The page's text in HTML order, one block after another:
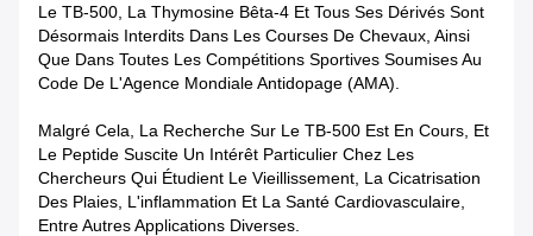
Le TB-500, La Thymosine Bêta-4 Et Tous Ses Dérivés Sont
Désormais Interdits Dans Les Courses De Chevaux, Ainsi
Que Dans Toutes Les Compétitions Sportives Soumises Au
Code De L'Agence Mondiale Antidopage (AMA).
Malgré Cela, La Recherche Sur Le TB-500 Est En Cours, Et
Le Peptide Suscite Un Intérêt Particulier Chez Les
Chercheurs Qui Étudient Le Vieillissement, La Cicatrisation
Des Plaies, L'inflammation Et La Santé Cardiovasculaire,
Entre Autres Applications Diverses.